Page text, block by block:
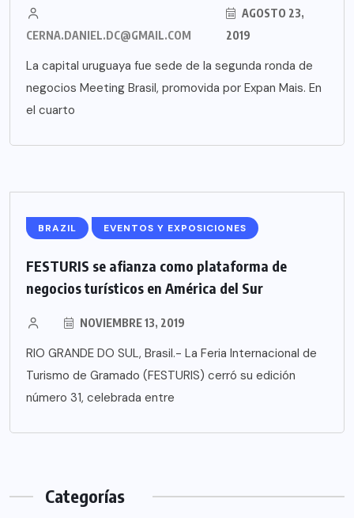
CERNA.DANIEL.DC@GMAIL.COM
AGOSTO 23,
2019
La capital uruguaya fue sede de la segunda ronda de
negocios Meeting Brasil, promovida por Expan Mais. En
el cuarto
BRAZIL EVENTOS Y EXPOSICIONES
FESTURIS se afianza como plataforma de
negocios turísticos en América del Sur
NOVIEMBRE 13, 2019
RIO GRANDE DO SUL, Brasil.- La Feria Internacional de
Turismo de Gramado (FESTURIS) cerró su edición
número 31, celebrada entre
Categorías